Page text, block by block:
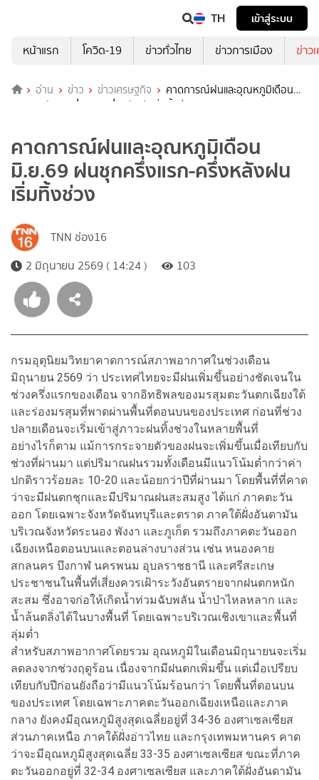
TH
เข้าสู่ระบบ
หน้าแรก
โควิด-19 ข่าวทั่วไทย ข่าวการเมือง ข่าว
อ่าน ข่าว ข่าวเศรษฐกิจ
คาดการณ์ฝนและอุณหภูมิเดือน
มิ.ย.69 ฝนชุกครึ่งแรก-ครึ่งหลังฝนเริ่มทิ้งช่วง
คาดการณ์ฝนและอุณหภูมิเดือน
มิ.ย.69 ฝนชุกครึ่งแรก-ครึ่งหลังฝน
เริ่มทิ้งช่วง
TNN ช่อง16
2 มิถุนายน 2569 ( 14:24 )
103
กรมอุตุนิยมวิทยาคาดการณ์สภาพอากาศในช่วงเดือน
มิถุนายน 2569 ว่า ประเทศไทยจะมีฝนเพิ่มขึ้นอย่างชัดเจนใน
ช่วงครึ่งแรกของเดือน จากอิทธิพลของมรสุมตะวันตกเฉียงใต้
และร่องมรสุมที่พาดผ่านพื้นที่ตอนบนของประเทศ ก่อนที่ช่วง
ปลายเดือนจะเริ่มเข้าสู่ภาวะฝนทิ้งช่วงในหลายพื้นที่
อย่างไรก็ตาม แม้การกระจายตัวของฝนจะเพิ่มขึ้นเมื่อเทียบกับ
ช่วงที่ผ่านมา แต่ปริมาณฝนรวมทั้งเดือนมีแนวโน้มต่ำกว่าค่า
ปกติราวร้อยละ 10-20 และน้อยกว่าปีที่ผ่านมา โดยพื้นที่ที่คาด
ว่าจะมีฝนตกชุกและมีปริมาณฝนสะสมสูง ได้แก่ ภาคตะวัน
ออก โดยเฉพาะจังหวัดจันทบุรีและตราด ภาคใต้ฝั่งอันดามัน
บริเวณจังหวัดระนอง พังงา และภูเก็ต รวมถึงภาคตะวันออก
เฉียงเหนือตอนบนและตอนล่างบางส่วน เช่น หนองคาย
สกลนคร บึงกาฬ นครพนม อุบลราชธานี และศรีสะเกษ
ประชาชนในพื้นที่เสี่ยงควรเฝ้าระวังอันตรายจากฝนตกหนัก
สะสม ซึ่งอาจก่อให้เกิดน้ำท่วมฉับพลัน น้ำป่าไหลหลาก และ
น้ำล้นตลิ่งได้ในบางพื้นที่ โดยเฉพาะบริเวณเชิงเขาและพื้นที่
ลุ่มต่ำ
สำหรับสภาพอากาศโดยรวม อุณหภูมิในเดือนมิถุนายนจะเริ่ม
ลดลงจากช่วงฤดูร้อน เนื่องจากมีฝนตกเพิ่มขึ้น แต่เมื่อเปรียบ
เทียบกับปีก่อนยังถือว่ามีแนวโน้มร้อนกว่า โดยพื้นที่ตอนบน
ของประเทศ โดยเฉพาะภาคตะวันออกเฉียงเหนือและภาค
กลาง ยังคงมีอุณหภูมิสูงสุดเฉลี่ยอยู่ที่ 34-36 องศาเซลเซียส
ส่วนภาคเหนือ ภาคใต้ฝั่งอ่าวไทย และกรุงเทพมหานคร คาด
ว่าจะมีอุณหภูมิสูงสุดเฉลี่ย 33-35 องศาเซลเซียส ขณะที่ภาค
ตะวันออกอยู่ที่ 32-34 องศาเซลเซียส และภาคใต้ฝั่งอันดามัน